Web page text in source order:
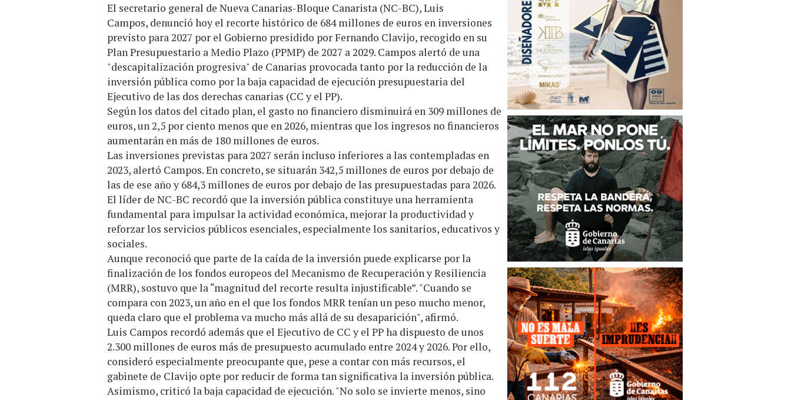
El secretario general de Nueva Canarias-Bloque Canarista (NC-BC), Luis
Campos, denunció hoy el recorte histórico de 684 millones de euros en inversiones
previsto para 2027 por el Gobierno presidido por Fernando Clavijo, recogido en su
Plan Presupuestario a Medio Plazo (PPMP) de 2027 a 2029. Campos alertó de una
"descapitalización progresiva" de Canarias provocada tanto por la reducción de la
inversión pública como por la baja capacidad de ejecución presupuestaria del
Ejecutivo de las dos derechas canarias (CC y el PP).
Según los datos del citado plan, el gasto no financiero disminuirá en 309 millones de
euros, un 2,5 por ciento menos que en 2026, mientras que los ingresos no financieros
aumentarán en más de 180 millones de euros.
Las inversiones previstas para 2027 serán incluso inferiores a las contempladas en
2023, alertó Campos. En concreto, se situarán 342,5 millones de euros por debajo de
las de ese año y 684,3 millones de euros por debajo de las presupuestadas para 2026.
El líder de NC-BC recordó que la inversión pública constituye una herramienta
fundamental para impulsar la actividad económica, mejorar la productividad y
reforzar los servicios públicos esenciales, especialmente los sanitarios, educativos y
sociales.
Aunque reconoció que parte de la caída de la inversión puede explicarse por la
finalización de los fondos europeos del Mecanismo de Recuperación y Resiliencia
(MRR), sostuvo que la “magnitud del recorte resulta injustificable”. "Cuando se
compara con 2023, un año en el que los fondos MRR tenían un peso mucho menor,
queda claro que el problema va mucho más allá de su desaparición", afirmó.
Luis Campos recordó además que el Ejecutivo de CC y el PP ha dispuesto de unos
2.300 millones de euros más de presupuesto acumulado entre 2024 y 2026. Por ello,
consideró especialmente preocupante que, pese a contar con más recursos, el
gabinete de Clavijo opte por reducir de forma tan significativa la inversión pública.
Asimismo, criticó la baja capacidad de ejecución. "No solo se invierte menos, sino